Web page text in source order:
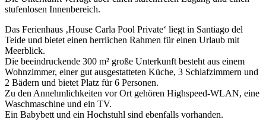
stufenlosen Innenbereich.
Das Ferienhaus ‚House Carla Pool Private‘ liegt in Santiago del
Teide und bietet einen herrlichen Rahmen für einen Urlaub mit
Meerblick.
Die beeindruckende 300 m² große Unterkunft besteht aus einem
Wohnzimmer, einer gut ausgestatteten Küche, 3 Schlafzimmern und
2 Bädern und bietet Platz für 6 Personen.
Zu den Annehmlichkeiten vor Ort gehören Highspeed-WLAN, eine
Waschmaschine und ein TV.
Ein Babybett und ein Hochstuhl sind ebenfalls vorhanden.